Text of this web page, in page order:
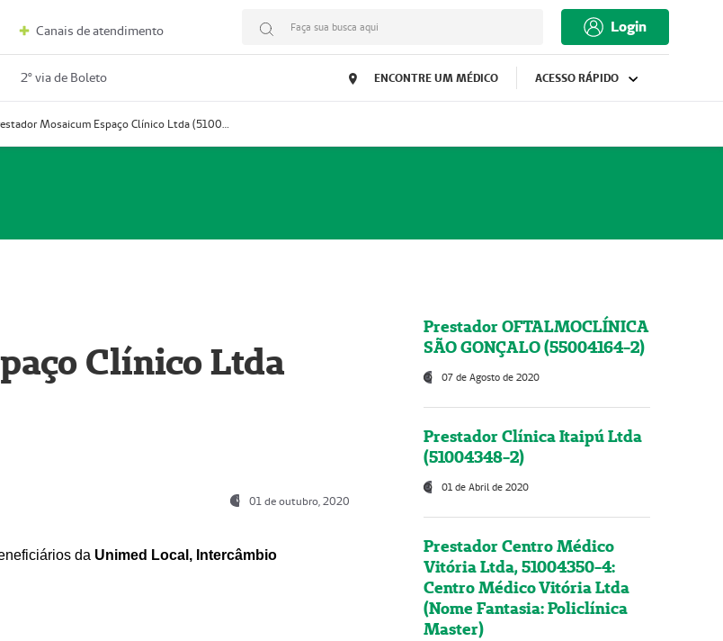
Canais de atendimento Faça sua busca aqui Login
2º via de Boleto ENCONTRE UM MÉDICO ACESSO RÁPIDO
Prestador Mosaicum Espaço Clínico Ltda (51004352-0)
Clínico Ltda
01 de outubro, 2020
da Unimed Local, Intercâmbio
Prestador OFTALMOCLÍNICA
SÃO GONÇALO (55004164-2)
07 de Agosto de 2020
Prestador Clínica Itaipú Ltda
(51004348-2)
01 de Abril de 2020
Prestador Centro Médico
Vitória Ltda, 51004350-4:
Centro Médico Vitória Ltda
(Nome Fantasia: Policlínica
Master)